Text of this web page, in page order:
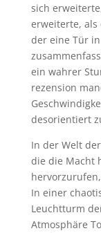
sich
erweiterte, als
der eine Tür
ein wahrer
rezension
desorientiert
In der Welt
die die Macht
In einer
Leuchtturm
Atmosphäre